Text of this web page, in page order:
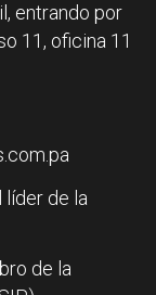
entrando por
11, oficina 11
líder de la
de la